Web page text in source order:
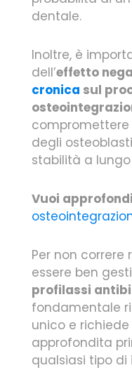
dentale.
Inoltre, è
dell’effetto
cronica sul
degli
stabilità a
Vuoi
Per non correre
essere ben
profilassi
fondamentale
unico e
approfondita
qualsiasi tipo